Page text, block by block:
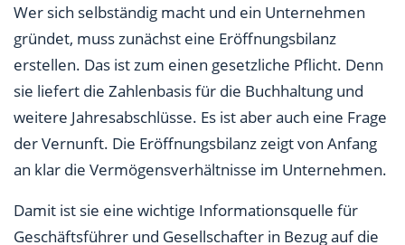
Eröffnungsbilanz erstellen – überschaubare Kosten
Wer sich selbständig macht und ein Unternehmen
gründet, muss zunächst eine Eröffnungsbilanz
erstellen. Das ist zum einen gesetzliche Pflicht. Denn
sie liefert die Zahlenbasis für die Buchhaltung und
weitere Jahresabschlüsse. Es ist aber auch eine Frage
der Vernunft. Die Eröffnungsbilanz zeigt von Anfang
an klar die Vermögensverhältnisse im Unternehmen.
Damit ist sie eine wichtige Informationsquelle für
Geschäftsführer und Gesellschafter in Bezug auf die